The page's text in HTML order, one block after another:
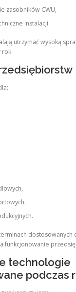
zasobników CWU,
instalacji.
utrzymać wysoką
rok.
dostosowanych
funkcjonowanie
technologie
podczas